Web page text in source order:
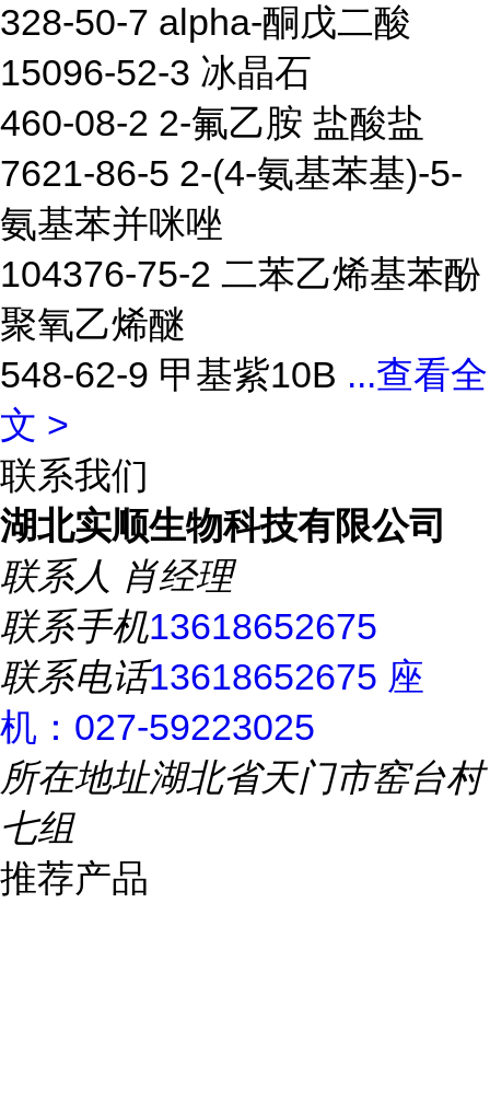
328-50-7 alpha-酮戊二酸
15096-52-3 冰晶石
460-08-2 2-氟乙胺 盐酸盐
7621-86-5 2-(4-氨基苯基)-5-
氨基苯并咪唑
104376-75-2 二苯乙烯基苯酚
聚氧乙烯醚
548-62-9 甲基紫10B ...查看全
文 >
联系我们
湖北实顺生物科技有限公司
联系人 肖经理
联系手机13618652675
联系电话13618652675 座
机：027-59223025
所在地址湖北省天门市窑台村
七组
推荐产品